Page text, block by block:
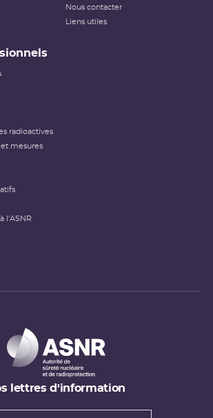
Nous contacter
Liens utiles
radioactives
mesures
l'ASNR
lettres d'information